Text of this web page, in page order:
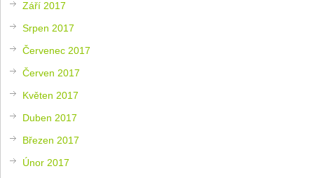
Září 2017
Srpen 2017
Červenec 2017
Červen 2017
Květen 2017
Duben 2017
Březen 2017
Únor 2017